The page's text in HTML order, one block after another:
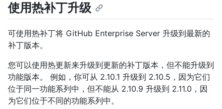
使用热补丁升级
可使用热补丁将 GitHub Enterprise Server 升级到最新的
补丁版本。
您可以使用热更新来升级到更新的补丁版本，但不能升级到
功能版本。 例如，你可从 2.10.1 升级到 2.10.5，因为它们
位于同一功能系列中，但不能从 2.10.9 升级到 2.11.0，因
为它们位于不同的功能系列中。